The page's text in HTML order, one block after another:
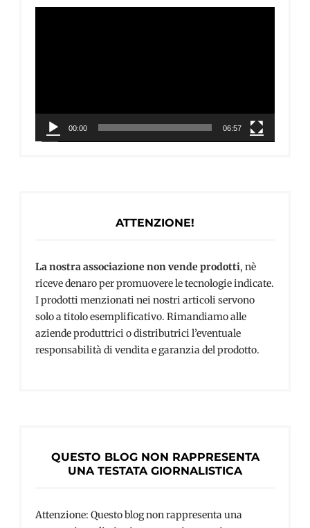
00:00 06:57
ATTENZIONE!
La nostra associazione non vende prodotti, nè
riceve denaro per promuovere le tecnologie indicate.
I prodotti menzionati nei nostri articoli servono
solo a titolo esemplificativo. Rimandiamo alle
aziende produttrici o distributrici l’eventuale
responsabilità di vendita e garanzia del prodotto.
QUESTO BLOG NON RAPPRESENTA
UNA TESTATA GIORNALISTICA
Attenzione: Questo blog non rappresenta una